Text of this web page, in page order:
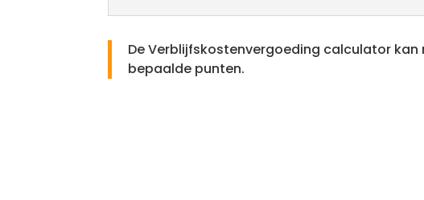
De Verblijfskostenvergoeding calculator
bepaalde punten.